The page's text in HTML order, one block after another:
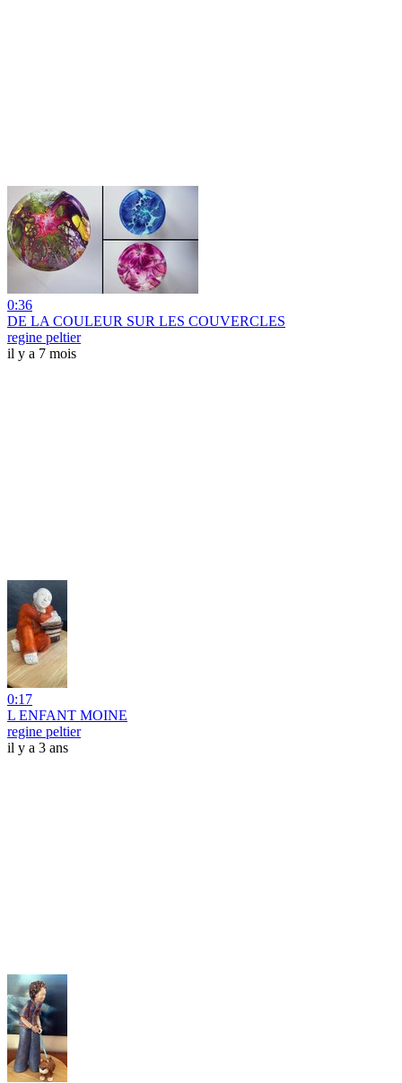
0:36
DE LA COULEUR SUR LES COUVERCLES
regine peltier
il y a 7 mois
0:17
L ENFANT MOINE
regine peltier
il y a 3 ans